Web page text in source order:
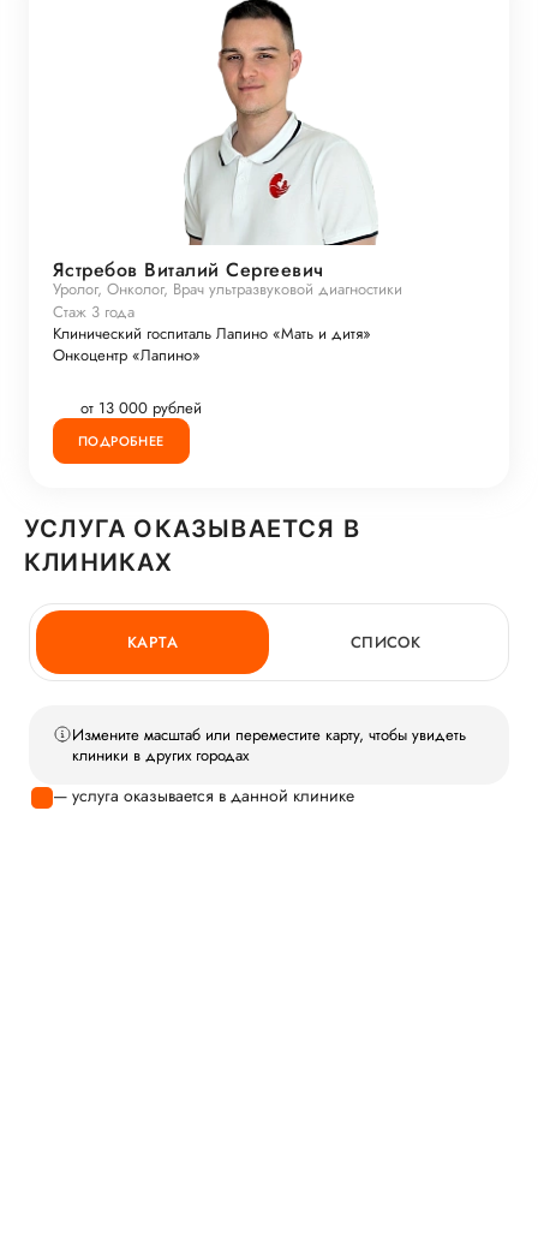
Ястребов Виталий Сергеевич
Уролог, Онколог, Врач ультразвуковой диагностики
Стаж 3 года
Клинический госпиталь Лапино «Мать и дитя»
Онкоцентр «Лапино»
от 13 000 рублей
ПОДРОБНЕЕ
УСЛУГА ОКАЗЫВАЕТСЯ В
КЛИНИКАХ
КАРТА СПИСОК
Измените масштаб или переместите карту, чтобы увидеть
клиники в других городах
— услуга оказывается в данной клинике